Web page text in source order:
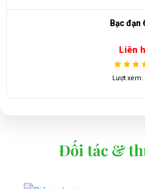
Bạc đạn
Liên
Lượt xem:
Đối tác &